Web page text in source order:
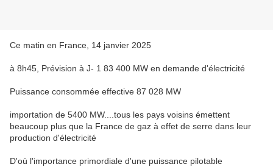
Ce matin en France, 14 janvier 2025
à 8h45, Prévision à J- 1 83 400 MW en demande d'électricité
Puissance consommée effective 87 028 MW
importation de 5400 MW....tous les pays voisins émettent
beaucoup plus que la France de gaz à effet de serre dans leur
production d'électricité
D'où l'importance primordiale d'une puissance pilotable